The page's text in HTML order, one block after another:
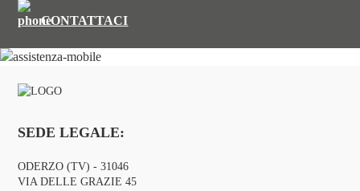
CONTATTACI
SEDE LEGALE:
ODERZO (TV) - 31046
VIA DELLE GRAZIE 45